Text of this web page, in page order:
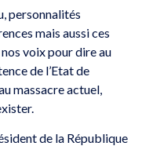
personnalités
mais aussi ces
voix pour dire au
de l’Etat de
massacre actuel,
de la République